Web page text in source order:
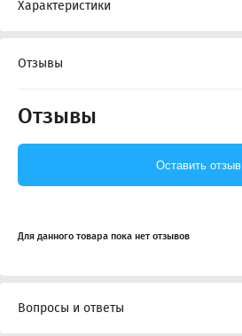
Характеристики
Отзывы
Отзывы
Для данного товара пока нет отзывов
Оставить отзыв
Вопросы и ответы